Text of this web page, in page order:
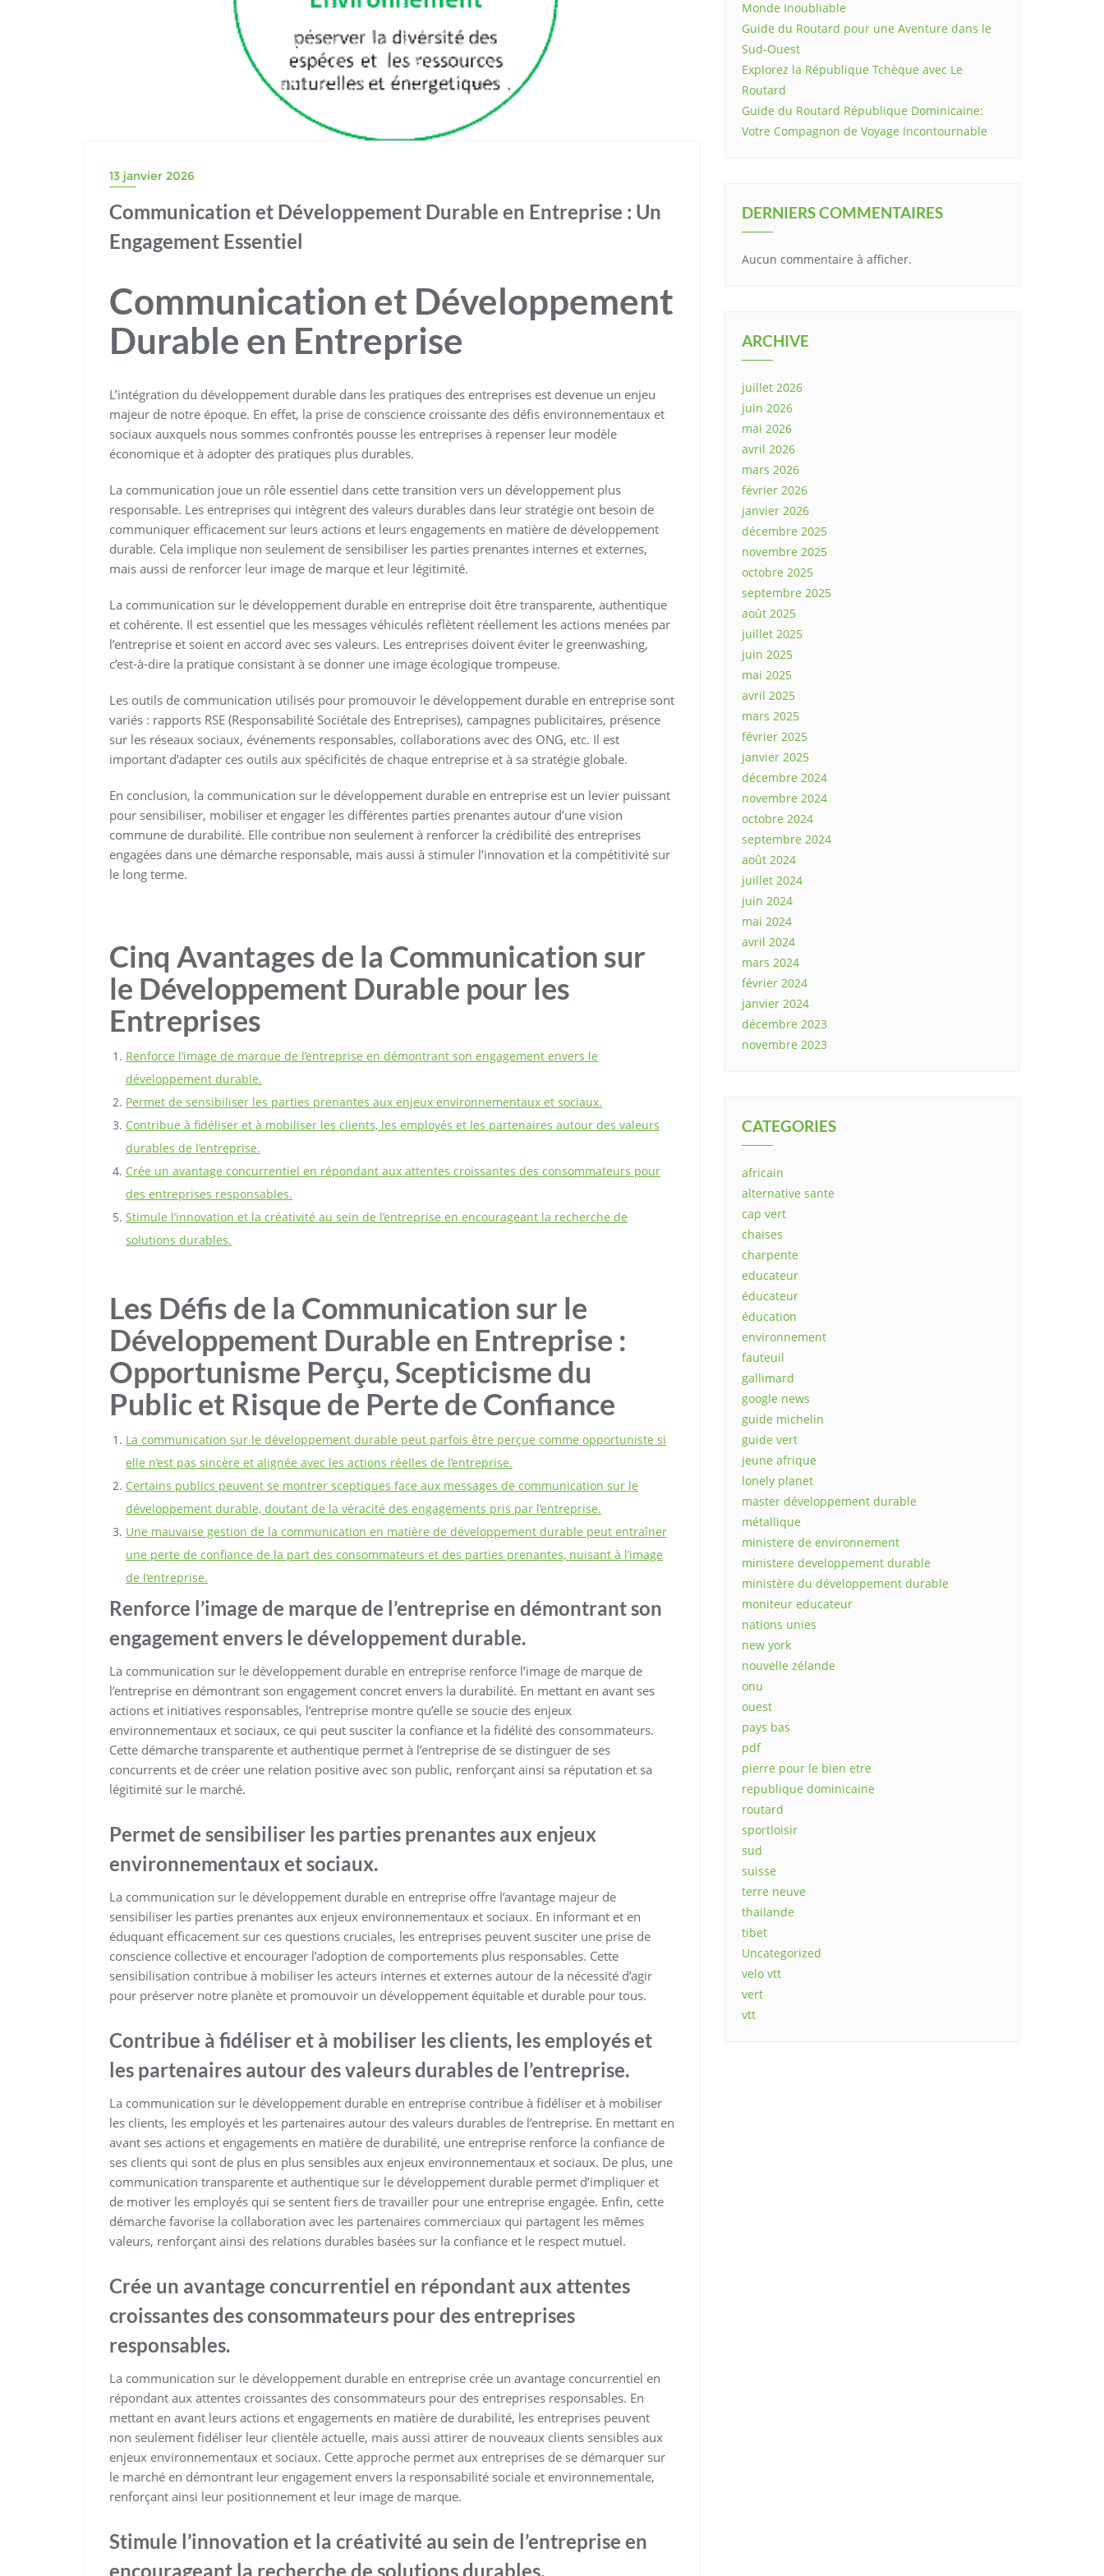
13 janvier 2026
Communication et Développement Durable en Entreprise : Un
Engagement Essentiel
Communication et Développement
Durable en Entreprise
L’intégration du développement durable dans les pratiques des entreprises est devenue un enjeu
majeur de notre époque. En effet, la prise de conscience croissante des défis environnementaux et
sociaux auxquels nous sommes confrontés pousse les entreprises à repenser leur modèle
économique et à adopter des pratiques plus durables.
La communication joue un rôle essentiel dans cette transition vers un développement plus
responsable. Les entreprises qui intègrent des valeurs durables dans leur stratégie ont besoin de
communiquer efficacement sur leurs actions et leurs engagements en matière de développement
durable. Cela implique non seulement de sensibiliser les parties prenantes internes et externes,
mais aussi de renforcer leur image de marque et leur légitimité.
La communication sur le développement durable en entreprise doit être transparente, authentique
et cohérente. Il est essentiel que les messages véhiculés reflètent réellement les actions menées par
l’entreprise et soient en accord avec ses valeurs. Les entreprises doivent éviter le greenwashing,
c’est-à-dire la pratique consistant à se donner une image écologique trompeuse.
Les outils de communication utilisés pour promouvoir le développement durable en entreprise sont
variés : rapports RSE (Responsabilité Sociétale des Entreprises), campagnes publicitaires, présence
sur les réseaux sociaux, événements responsables, collaborations avec des ONG, etc. Il est
important d’adapter ces outils aux spécificités de chaque entreprise et à sa stratégie globale.
En conclusion, la communication sur le développement durable en entreprise est un levier puissant
pour sensibiliser, mobiliser et engager les différentes parties prenantes autour d’une vision
commune de durabilité. Elle contribue non seulement à renforcer la crédibilité des entreprises
engagées dans une démarche responsable, mais aussi à stimuler l’innovation et la compétitivité sur
le long terme.
Cinq Avantages de la Communication sur
le Développement Durable pour les
Entreprises
Renforce l’image de marque de l’entreprise en démontrant son engagement envers le
développement durable.
Permet de sensibiliser les parties prenantes aux enjeux environnementaux et sociaux.
Contribue à fidéliser et à mobiliser les clients, les employés et les partenaires autour des valeurs
durables de l’entreprise.
Crée un avantage concurrentiel en répondant aux attentes croissantes des consommateurs pour
des entreprises responsables.
Stimule l’innovation et la créativité au sein de l’entreprise en encourageant la recherche de
solutions durables.
Les Défis de la Communication sur le
Développement Durable en Entreprise :
Opportunisme Perçu, Scepticisme du
Public et Risque de Perte de Confiance
La communication sur le développement durable peut parfois être perçue comme opportuniste si
elle n’est pas sincère et alignée avec les actions réelles de l’entreprise.
Certains publics peuvent se montrer sceptiques face aux messages de communication sur le
développement durable, doutant de la véracité des engagements pris par l’entreprise.
Une mauvaise gestion de la communication en matière de développement durable peut entraîner
une perte de confiance de la part des consommateurs et des parties prenantes, nuisant à l’image
de l’entreprise.
Renforce l’image de marque de l’entreprise en démontrant son
engagement envers le développement durable.
La communication sur le développement durable en entreprise renforce l’image de marque de
l’entreprise en démontrant son engagement concret envers la durabilité. En mettant en avant ses
actions et initiatives responsables, l’entreprise montre qu’elle se soucie des enjeux
environnementaux et sociaux, ce qui peut susciter la confiance et la fidélité des consommateurs.
Cette démarche transparente et authentique permet à l’entreprise de se distinguer de ses
concurrents et de créer une relation positive avec son public, renforçant ainsi sa réputation et sa
légitimité sur le marché.
Permet de sensibiliser les parties prenantes aux enjeux
environnementaux et sociaux.
La communication sur le développement durable en entreprise offre l’avantage majeur de
sensibiliser les parties prenantes aux enjeux environnementaux et sociaux. En informant et en
éduquant efficacement sur ces questions cruciales, les entreprises peuvent susciter une prise de
conscience collective et encourager l’adoption de comportements plus responsables. Cette
sensibilisation contribue à mobiliser les acteurs internes et externes autour de la nécessité d’agir
pour préserver notre planète et promouvoir un développement équitable et durable pour tous.
Contribue à fidéliser et à mobiliser les clients, les employés et
les partenaires autour des valeurs durables de l’entreprise.
La communication sur le développement durable en entreprise contribue à fidéliser et à mobiliser
les clients, les employés et les partenaires autour des valeurs durables de l’entreprise. En mettant en
avant ses actions et engagements en matière de durabilité, une entreprise renforce la confiance de
ses clients qui sont de plus en plus sensibles aux enjeux environnementaux et sociaux. De plus, une
communication transparente et authentique sur le développement durable permet d’impliquer et
de motiver les employés qui se sentent fiers de travailler pour une entreprise engagée. Enfin, cette
démarche favorise la collaboration avec les partenaires commerciaux qui partagent les mêmes
valeurs, renforçant ainsi des relations durables basées sur la confiance et le respect mutuel.
Crée un avantage concurrentiel en répondant aux attentes
croissantes des consommateurs pour des entreprises
responsables.
La communication sur le développement durable en entreprise crée un avantage concurrentiel en
répondant aux attentes croissantes des consommateurs pour des entreprises responsables. En
mettant en avant leurs actions et engagements en matière de durabilité, les entreprises peuvent
non seulement fidéliser leur clientèle actuelle, mais aussi attirer de nouveaux clients sensibles aux
enjeux environnementaux et sociaux. Cette approche permet aux entreprises de se démarquer sur
le marché en démontrant leur engagement envers la responsabilité sociale et environnementale,
renforçant ainsi leur positionnement et leur image de marque.
Stimule l’innovation et la créativité au sein de l’entreprise en
encourageant la recherche de solutions durables.
Monde Inoubliable
Guide du Routard pour une Aventure dans le
Sud-Ouest
Explorez la République Tchèque avec Le
Routard
Guide du Routard République Dominicaine:
Votre Compagnon de Voyage Incontournable
DERNIERS COMMENTAIRES
Aucun commentaire à afficher.
ARCHIVE
juillet 2026
juin 2026
mai 2026
avril 2026
mars 2026
février 2026
janvier 2026
décembre 2025
novembre 2025
octobre 2025
septembre 2025
août 2025
juillet 2025
juin 2025
mai 2025
avril 2025
mars 2025
février 2025
janvier 2025
décembre 2024
novembre 2024
octobre 2024
septembre 2024
août 2024
juillet 2024
juin 2024
mai 2024
avril 2024
mars 2024
février 2024
janvier 2024
décembre 2023
novembre 2023
CATEGORIES
africain
alternative sante
cap vert
chaises
charpente
educateur
éducateur
éducation
environnement
fauteuil
gallimard
google news
guide michelin
guide vert
jeune afrique
lonely planet
master développement durable
métallique
ministere de environnement
ministere developpement durable
ministère du développement durable
moniteur educateur
nations unies
new york
nouvelle zélande
onu
ouest
pays bas
pdf
pierre pour le bien etre
republique dominicaine
routard
sportloisir
sud
suisse
terre neuve
thailande
tibet
Uncategorized
velo vtt
vert
vtt